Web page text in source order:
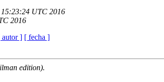
UTC 2016
2016
autor ] [ fecha ]
edition).